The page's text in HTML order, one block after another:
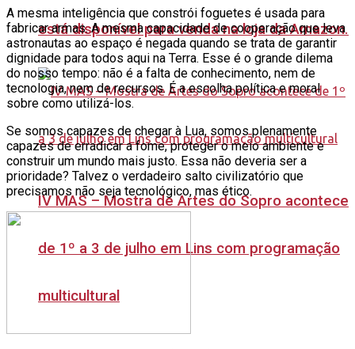
está disponível para venda na loja da Amazon.
IV MAS – Mostra de Artes do Sopro acontece
de 1º a 3 de julho em Lins com programação
multicultural
A mesma inteligência que constrói foguetes é usada para
fabricar armas. A mesma capacidade de cooperação que leva
astronautas ao espaço é negada quando se trata de garantir
dignidade para todos aqui na Terra. Esse é o grande dilema
do nosso tempo: não é a falta de conhecimento, nem de
tecnologia, nem de recursos. É a escolha política e moral
sobre como utilizá-los.
Se somos capazes de chegar à Lua, somos plenamente
capazes de erradicar a fome, proteger o meio ambiente e
construir um mundo mais justo. Essa não deveria ser a
prioridade? Talvez o verdadeiro salto civilizatório que
precisamos não seja tecnológico, mas ético.